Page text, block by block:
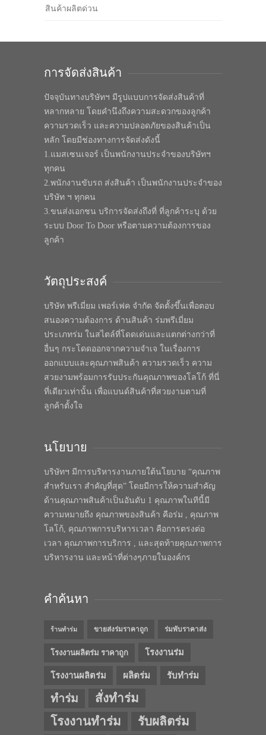
สินค้าผลิตด่วน
การจัดส่งสินค้า
ปัจจุบันทางบริษัทฯ มีรูปแบบการจัดส่งสินค้าที่
หลากหลาย โดยคำนึงถึงความสะดวกของลูกค้า
ความรวดเร็ว และความปลอดภัยของสินค้าเป็น
หลัก โดยมีช่องทางการจัดส่งดังนี้
1.แมสเซนเจอร์ เป็นพนักงานประจำของบริษัทฯ
ทุกคน
2.พนักงานขับรถ ส่งสินค้า เป็นพนักงานประจำของ
บริษัท ฯ ทุกคน
3.ขนส่งเอกชน บริการจัดส่งถึงที่ ที่ลูกค้าระบุ ด้วย
ระบบ Door To Door หรือตามความต้องการของ
ลูกค้า
วัตถุประสงค์
บริษัท พรีเมี่ยม เพอร์เฟค จำกัด จัดตั้งขึ้นเพื่อตอบ
สนองความต้องการ ด้านสินค้า ร่มพรีเมี่ยม
ประเภทร่ม ในสไตล์ที่โดดเด่นและแตกต่างกว่าที่
อื่นๆ กระโดดออกจากความจำเจ ในเรื่องการ
ออกแบบและคุณภาพสินค้า ความรวดเร็ว ความ
สวยงามพร้อมการรับประกันคุณภาพของโลโก้ ที่นี่
ที่เดียวเท่านั้น เพื่อแบนด์สินค้าที่สวยงามตามที่
ลูกค้าตั้งใจ
นโยบาย
บริษัทฯ มีการบริหารงานภายใต้นโยบาย “คุณภาพ
สำหรับเรา สำคัญที่สุด” โดยมีการให้ความสำคัญ
ด้านคุณภาพสินค้าเป็นอันดับ 1 คุณภาพในทีนี้มี
ความหมายถึง คุณภาพของสินค้า คือร่ม , คุณภาพ
โลโก้, คุณภาพการบริหารเวลา คือการตรงต่อ
เวลา คุณภาพการบริการ , และสุดท้ายคุณภาพการ
บริหารงาน และหน้าที่ต่างๆภายในองค์กร
คำค้นหา
ร้านทำร่ม ขายส่งร่มราคาถูก ร่มพับราคาส่ง
โรงงานผลิตร่ม ราคาถูก โรงงานร่ม
โรงงานผลิตร่ม ผลิตร่ม รับทำร่ม
ทำร่ม
สั่งทำร่ม
โรงงานทำร่ม
รับผลิตร่ม